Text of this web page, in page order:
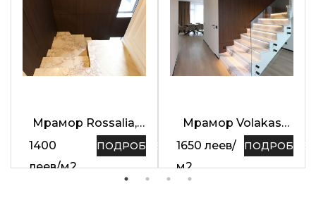
Мрамор Rossalia,
толщина 2 см
1400
леев/м2
ПОДРОБНЕЕ
Мрамор Volakas
Dark, толщина 2 см
1650 леев/
м2
ПОДРОБНЕЕ